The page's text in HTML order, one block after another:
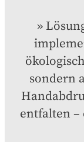
sondern
entfalten –